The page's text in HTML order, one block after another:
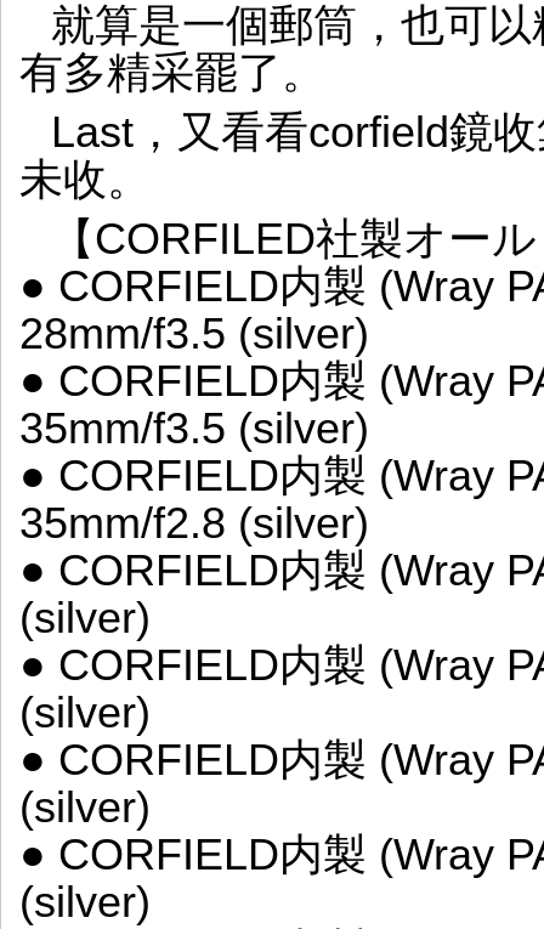
就算是一個郵筒，也可
有多精采罷了。
Last，又看看corfield鏡
未收。
【CORFILED社製オー
● CORFIELD内製 (Wray
28mm/f3.5 (silver)
● CORFIELD内製 (Wray
35mm/f3.5 (silver)
● CORFIELD内製 (Wray
35mm/f2.8 (silver)
● CORFIELD内製 (Wray
(silver)
● CORFIELD内製 (Wray
(silver)
● CORFIELD内製 (Wray
(silver)
● CORFIELD内製 (Wray
(silver)